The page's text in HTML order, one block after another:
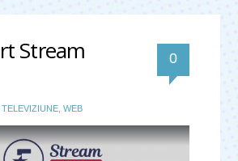
Stream 0
TELEVIZIUNE WEB